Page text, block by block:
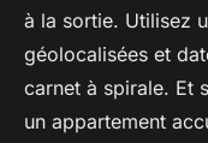
à la sortie. Utilisez
géolocalisées et
carnet à spirale. Et
un appartement